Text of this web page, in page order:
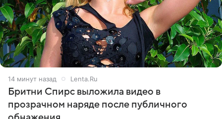
14 минут назад Lenta.Ru
Бритни Спирс выложила видео в
прозрачном наряде после публичного